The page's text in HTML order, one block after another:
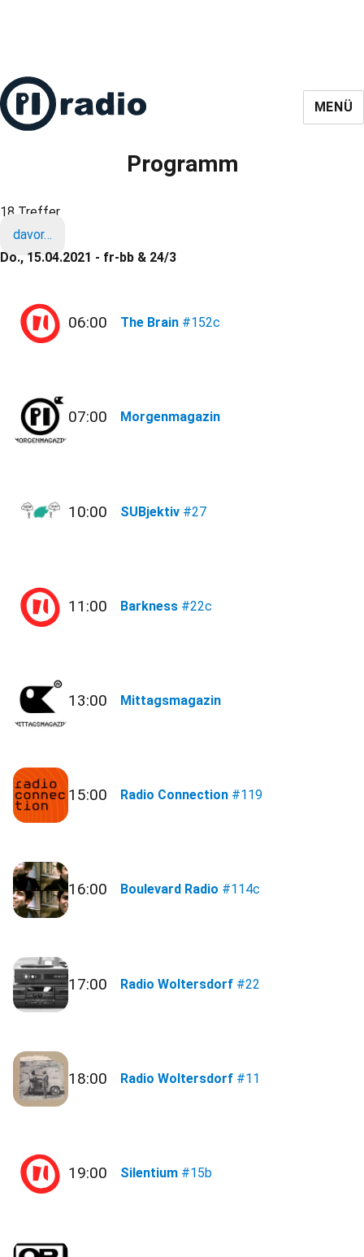
MENÜ
Programm
18 Treffer
davor…
Do., 15.04.2021 - fr-bb & 24/3
06:00 The Brain #152c
07:00 Morgenmagazin
10:00 SUBjektiv #27
11:00 Barkness #22c
13:00 Mittagsmagazin
15:00 Radio Connection #119
16:00 Boulevard Radio #114c
17:00 Radio Woltersdorf #22
18:00 Radio Woltersdorf #11
19:00 Silentium #15b